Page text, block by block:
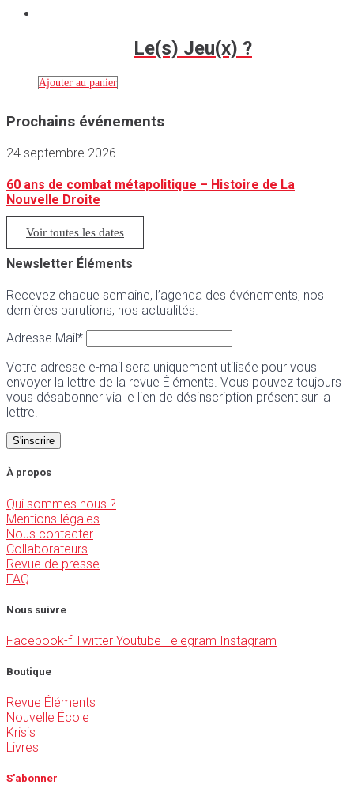
Le(s) Jeu(x) ?
Ajouter au panier
Prochains événements
24 septembre 2026
60 ans de combat métapolitique – Histoire de La
Nouvelle Droite
Voir toutes les dates
Newsletter Éléments
Recevez chaque semaine, l’agenda des événements, nos
dernières parutions, nos actualités.
Adresse Mail*
Votre adresse e-mail sera uniquement utilisée pour vous
envoyer la lettre de la revue Éléments. Vous pouvez toujours
vous désabonner via le lien de désinscription présent sur la
lettre.
À propos
Qui sommes nous ?
Mentions légales
Nous contacter
Collaborateurs
Revue de presse
FAQ
Nous suivre
Facebook-f Twitter Youtube Telegram Instagram
Boutique
Revue Éléments
Nouvelle École
Krisis
Livres
S'abonner